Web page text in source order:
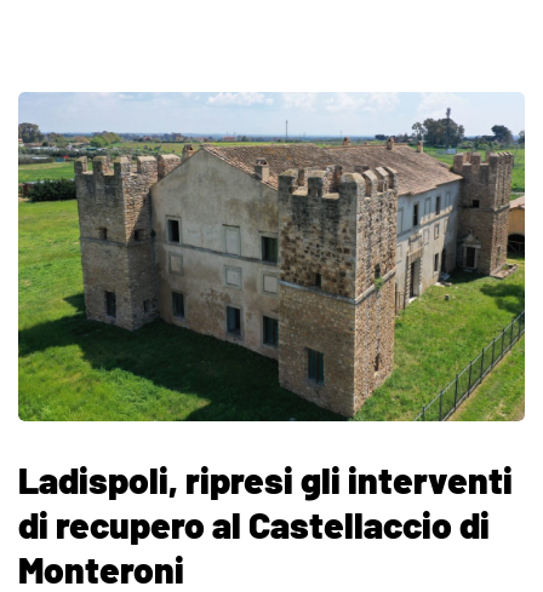
Ladispoli, ripresi gli interventi
di recupero al Castellaccio di
Monteroni